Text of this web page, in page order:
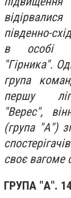
південно-
в особі
"Гірника".
група
першу
"Верес",
(група "А")
своє вагоме
ГРУПА "А".